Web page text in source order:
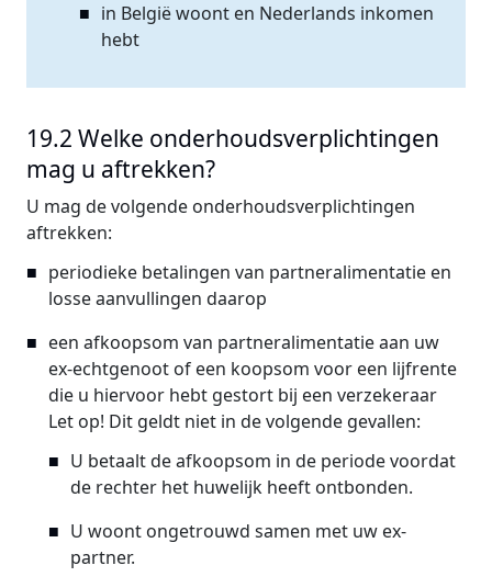
in België woont en Nederlands inkomen
hebt
19.2 Welke onderhoudsverplichtingen
mag u aftrekken?
U mag de volgende onderhoudsverplichtingen
aftrekken:
periodieke betalingen van partneralimentatie en
losse aanvullingen daarop
een afkoopsom van partneralimentatie aan uw
ex-echtgenoot of een koopsom voor een lijfrente
die u hiervoor hebt gestort bij een verzekeraar
Let op! Dit geldt niet in de volgende gevallen:
U betaalt de afkoopsom in de periode voordat
de rechter het huwelijk heeft ontbonden.
U woont ongetrouwd samen met uw ex-
partner.